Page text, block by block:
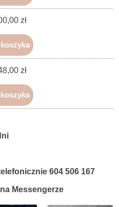
zł
zł
604 506 167
Messengerze